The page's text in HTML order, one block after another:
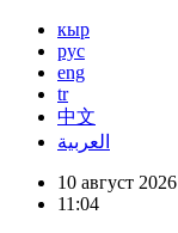
кыр
рус
eng
tr
中文
العربية
10 август 2026
11:04